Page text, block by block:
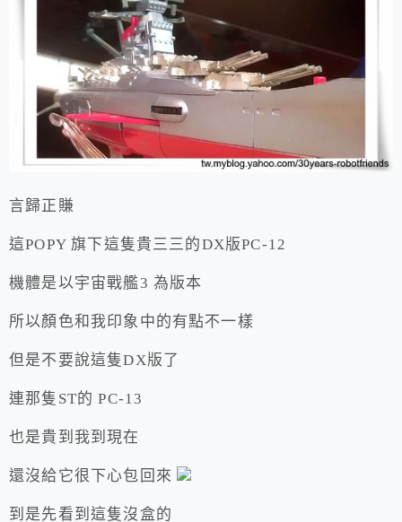
言歸正賺
這POPY 旗下這隻貴三三的DX版PC-12
機體是以宇宙戰艦3 為版本
所以顏色和我印象中的有點不一樣
但是不要說這隻DX版了
連那隻ST的 PC-13
也是貴到我到現在
還沒給它很下心包回來
到是先看到這隻沒盒的